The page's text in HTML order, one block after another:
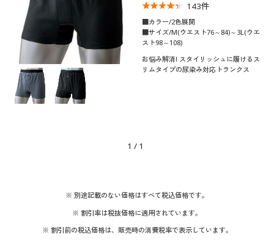
カーテン・ラグ・ファブリック
制服・学生服
ジュニア・ティーンズ下着
大きいサイズ通販すべて
大きいサイズ レディース服
大きいサイズ レディース下着
バーゲン
バーゲンセール
シークレットセール
詳細検索
商品カテゴリ一覧
カタログ・チラシからのご注文
カタログ無料プレゼント
口コミ
(4〜4.9)
メンズサイズ
M 3L
カラー
える)
抗菌防臭
143件
■カラー/2色展開
■サイズ/M(ウエスト76～84)～3L(ウエ
スト98～108)
お悩み解消! スタイリッシュに履けるス
リムタイプの尿染み対応トランクス
1 / 1
※ 別途記載のない価格はすべて税込価格です。
※ 割引率は税抜価格に適用されています。
※ 割引前の税込価格は、販売時の消費税率で表示しています。